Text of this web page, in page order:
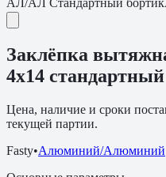
АЛ/АЛ Стандартный бортик
Заклёпка
4х14
Цена, наличие и сроки
текущей партии.
Fasty•Алюминий/Алюминий